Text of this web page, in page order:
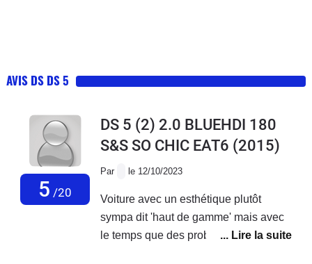
AVIS DS DS 5
5 /20
DS 5 (2) 2.0 BLUEHDI 180
S&S SO CHIC EAT6 (2015)
Par le 12/10/2023
Voiture avec un esthétique plutôt
sympa dit 'haut de gamme' mais avec
le temps que des problèmes....Aucun